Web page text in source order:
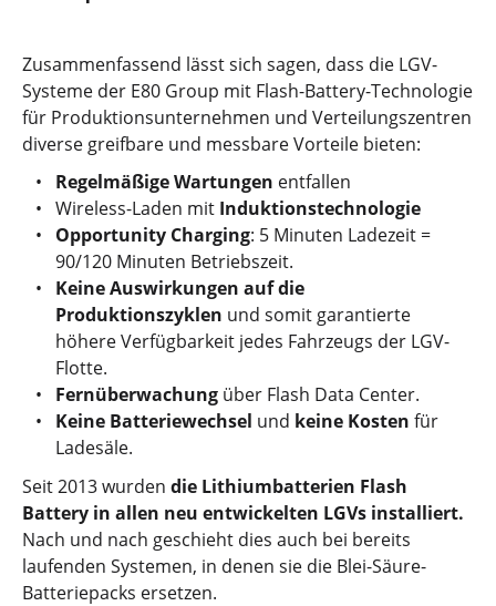
Zusammenfassend lässt sich sagen, dass die LGV-
Systeme der E80 Group mit Flash-Battery-Technologie
für Produktionsunternehmen und Verteilungszentren
diverse greifbare und messbare Vorteile bieten:
Regelmäßige Wartungen entfallen
Wireless-Laden mit Induktionstechnologie
Opportunity Charging: 5 Minuten Ladezeit =
90/120 Minuten Betriebszeit.
Keine Auswirkungen auf die
Produktionszyklen und somit garantierte
höhere Verfügbarkeit jedes Fahrzeugs der LGV-
Flotte.
Fernüberwachung über Flash Data Center.
Keine Batteriewechsel und keine Kosten für
Ladesäle.
Seit 2013 wurden die Lithiumbatterien Flash
Battery in allen neu entwickelten LGVs installiert.
Nach und nach geschieht dies auch bei bereits
laufenden Systemen, in denen sie die Blei-Säure-
Batteriepacks ersetzen.